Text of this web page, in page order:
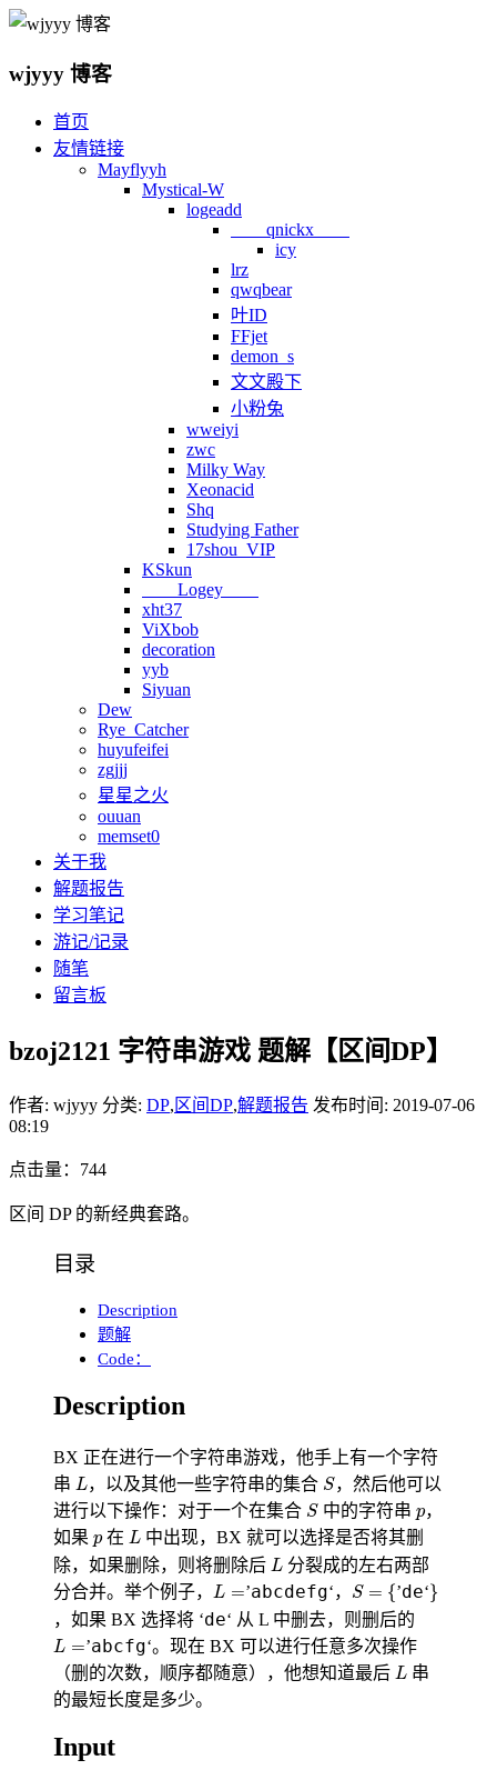
wjyyy 博客
首页
友情链接
Mayflyyh
Mystical-W
logeadd
qnickx
icy
lrz
qwqbear
叶ID
FFjet
demon_s
文文殿下
小粉兔
wweiyi
zwc
Milky Way
Xeonacid
Shq
Studying Father
17shou_VIP
KSkun
Logey
xht37
ViXbob
decoration
yyb
Siyuan
Dew
Rye_Catcher
huyufeifei
zgjjj
星星之火
ouuan
memset0
关于我
解题报告
学习笔记
游记/记录
随笔
留言板
bzoj2121 字符串游戏 题解【区间DP】
作者: wjyyy 分类: DP, 区间DP,解题报告 发布时间: 2019-07-06
08:19
点击量：744
区间 DP 的新经典套路。
目录
Description
题解
Code：
Description
BX 正在进行一个字符串游戏，他手上有一个字符
串 L
L ，以及其他一些字符串的集合 S
S，然后他可以
进行以下操作：对于一个在集合 S
S中的字符串 p
p，
如果 p
p在 L
L 中出现，BX 就可以选择是否将其删
除，如果删除，则将删除后 L
L 分裂成的左右两部
分合并。举个例子， L =
L ’abcdefg‘， S = {
S= ’de‘}
}
，如果 BX 选择将 ‘de‘ 从 L 中删去，则删后的
L =
L ’abcfg‘。现在 BX 可以进行任意多次操作
（删的次数，顺序都随意），他想知道最后 L
L 串
的最短长度是多少。
Input